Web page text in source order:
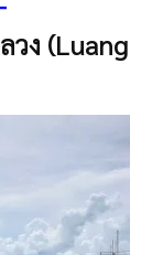
วง (Luang